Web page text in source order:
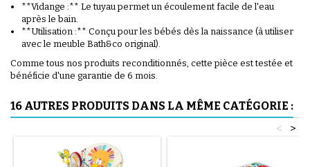
**Vidange :** Le tuyau permet un écoulement facile de l'eau
après le bain.
**Utilisation :** Conçu pour les bébés dès la naissance (à utiliser
avec le meuble Bath&co original).
Comme tous nos produits reconditionnés, cette pièce est testée et
bénéficie d'une garantie de 6 mois.
16 AUTRES PRODUITS DANS LA MÊME CATÉGORIE :
>
<